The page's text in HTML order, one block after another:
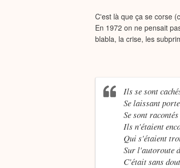
C'est là que ça se corse
En 1972 on ne pensait
blabla, la crise, les
Ils se sont
Se laissant
Se sont
Ils n'étaient
Qui s'étaient
Sur l'autoroute
C'était sans